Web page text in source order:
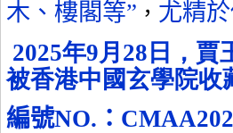
木、樓閣等” ， 尤精
2025年9月28日，
被香港中國玄學院收
編號NO. ：